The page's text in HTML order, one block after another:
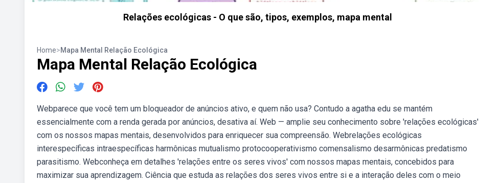
Relações ecológicas - O que são, tipos, exemplos, mapa mental
Home>Mapa Mental Relação Ecológica
Mapa Mental Relação Ecológica
Webparece que você tem um bloqueador de anúncios ativo, e quem não usa? Contudo a agatha edu se mantém
essencialmente com a renda gerada por anúncios, desativa aí. Web — amplie seu conhecimento sobre 'relações ecológicas'
com os nossos mapas mentais, desenvolvidos para enriquecer sua compreensão. Webrelações ecológicas
interespecíficas intraespecíficas harmônicas mutualismo protocooperativismo comensalismo desarmônicas predatismo
parasitismo. Webconheça em detalhes 'relações entre os seres vivos' com nossos mapas mentais, concebidos para
maximizar sua aprendizagem. Ciência que estuda as relações dos seres vivos entre si e a interação deles com o meio